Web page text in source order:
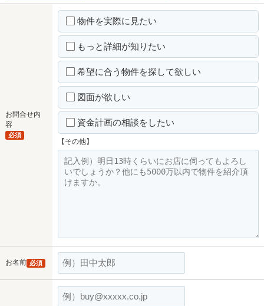
お問合せ内
容
必須
物件を実際に見たい
もっと詳細が知りたい
希望に合う物件を探して欲しい
図面が欲しい
資金計画の相談をしたい
【その他】
お名前 必須